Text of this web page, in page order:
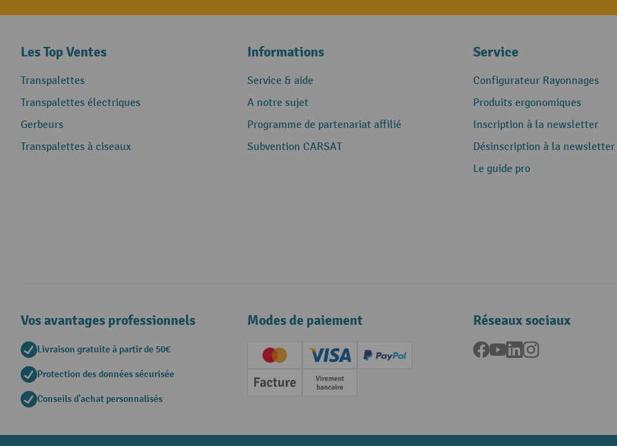
Les Top Ventes
Transpalettes
Transpalettes électriques
Gerbeurs
Transpalettes à ciseaux
Informations
Service & aide
A notre sujet
Programme de partenariat affilié
Subvention CARSAT
Service
Configurateur Rayonnages
Produits ergonomiques
Inscription à la newsletter
Désinscription à la newsletter
Le guide pro
Vos avantages professionnels
Livraison gratuite à partir de 50€
Protection des données sécurisée
Conseils d'achat personnalisés
Modes de paiement
Creditcard (Master)Creditcard (Visa)
PayPal
Facture Paiement anticipé
Réseaux sociaux
Facebook
YouTubeLinkedInInstagram